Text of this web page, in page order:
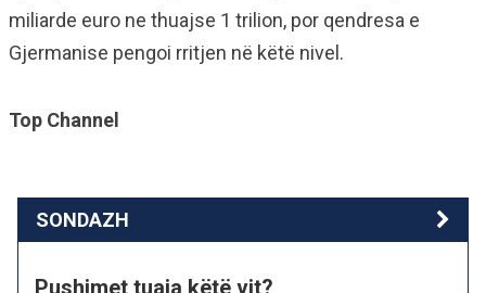
miliarde euro ne thuajse 1 trilion, por qendresa e
Gjermanise pengoi rritjen në këtë nivel.
Top Channel
SONDAZH
Pushimet tuaja këtë vit?